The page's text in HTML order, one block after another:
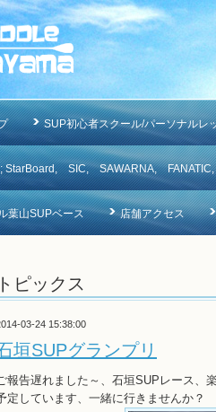
SUP初心者スクール/パーソナルレ
; StarBoard, SIC, SAWARNA,
葉山SUPベース 店舗アクセス
トピックス
03-24 15:38:00
垣SUPグランプリ
報告遅れました～、石垣SUPレース、
定しています、一緒に行きませんか？